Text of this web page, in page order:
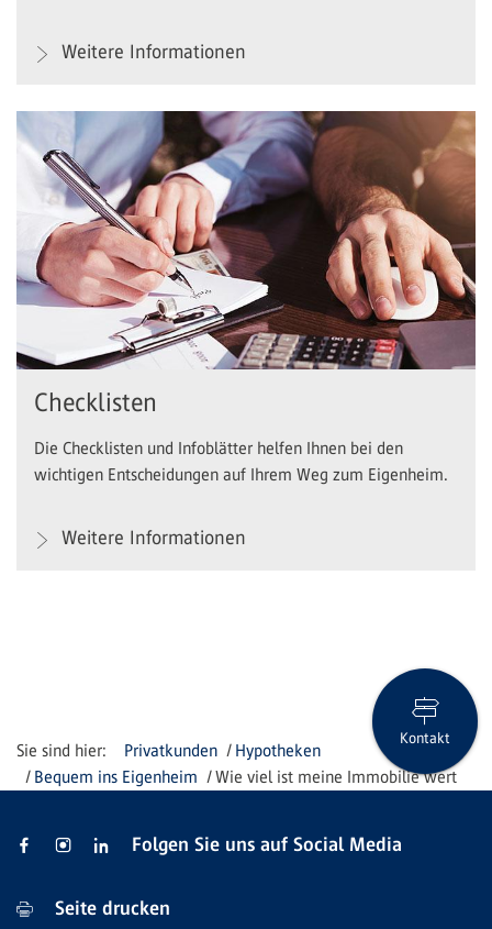
Weitere Informationen
Checklisten
Die Checklisten und Infoblätter helfen Ihnen bei den
wichtigen Entscheidungen auf Ihrem Weg zum Eigenheim.
Weitere Informationen
Privatkunden
Hypotheken
Bequem ins Eigenheim
Wie viel ist meine Immobilie wert
Kontakt
Folgen Sie uns auf Social Media
Seite drucken